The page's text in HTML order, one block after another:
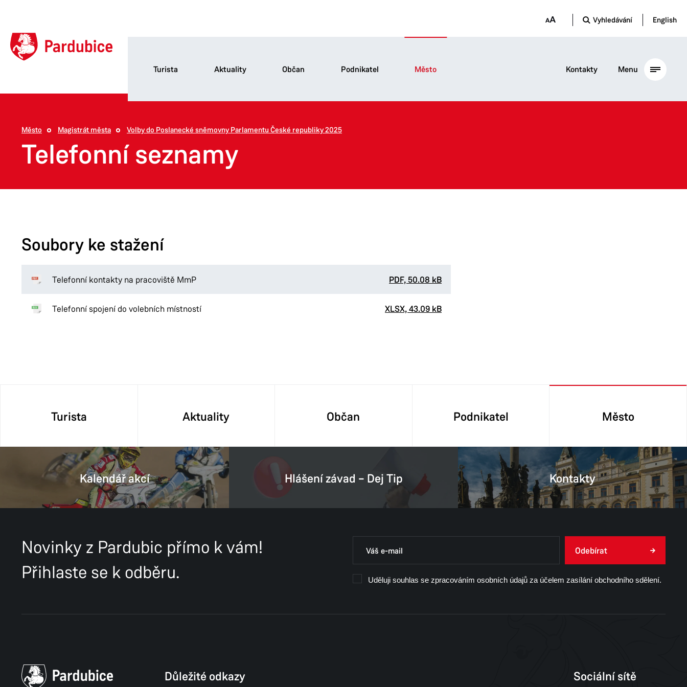
Vyhledávání English
Turista Aktuality Občan Podnikatel Město Kontakty Menu
Město Magistrát města Volby do Poslanecké sněmovny Parlamentu České republiky 2025
Telefonní seznamy
Soubory ke stažení
Telefonní kontakty na pracoviště MmP PDF, 50.08 kB
Telefonní spojení do volebních místností XLSX, 43.09 kB
Turista Aktuality Občan Podnikatel Město
Kalendář akcí Hlášení závad – Dej Tip Kontakty
Novinky z Pardubic přímo k vám!
Přihlaste se k odběru.
Odebírat
Uděluji souhlas se zpracováním osobních údajů za účelem zasílání obchodního sdělení.
Sociální sítě
Důležité odkazy